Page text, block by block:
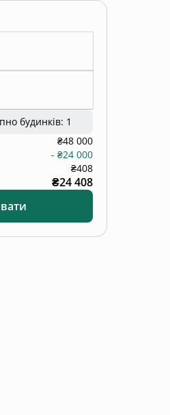
будинків: 1
₴48 000
- ₴24 000
₴408
₴24 408